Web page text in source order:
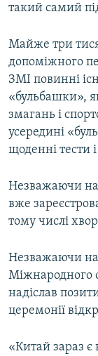
такий самий
Майже три
допоміжного
ЗМІ повинні
«бульбашки»,
змагань і
усередині
щоденні тести
Незважаючи на
вже
тому числі
Незважаючи
Міжнародного
надіслав
церемонії
«Китай зараз є